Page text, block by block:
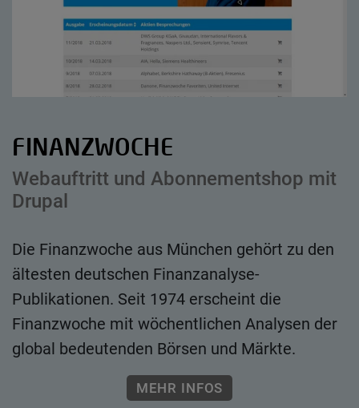
FINANZWOCHE
Webauftritt und Abonnementshop mit
Drupal
Die Finanzwoche aus München gehört zu den
ältesten deutschen Finanzanalyse-
Publikationen. Seit 1974 erscheint die
Finanzwoche mit wöchentlichen Analysen der
global bedeutenden Börsen und Märkte.
MEHR INFOS